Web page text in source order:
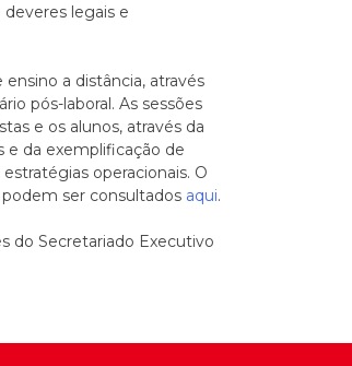
legais e
a distância, através
pós-laboral. As sessões
e os alunos, através da
e da exemplificação de
operacionais. O
ser consultados aqui.
do Secretariado Executivo